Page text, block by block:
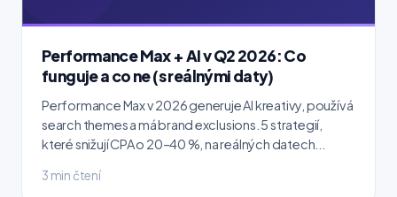
Performance Max + AI v Q2 2026: Co
funguje a co ne (s reálnými daty)
Performance Max v 2026 generuje AI kreativy, používá
search themes a má brand exclusions. 5 strategií,
které snižují CPA o 20–40 %, na reálných datech...
3 min čtení